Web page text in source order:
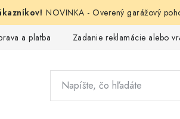
NOVINKA - Overený garážový
a platba Zadanie reklamácie alebo